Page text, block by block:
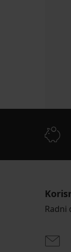
Radni